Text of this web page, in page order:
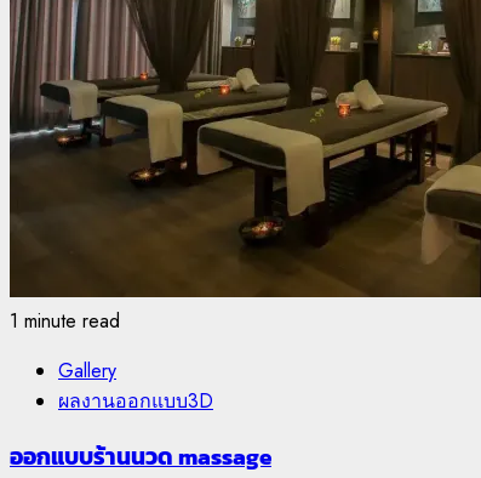
1 minute read
Gallery
ผลงานออกแบบ3D
ออกแบบร้านนวด massage